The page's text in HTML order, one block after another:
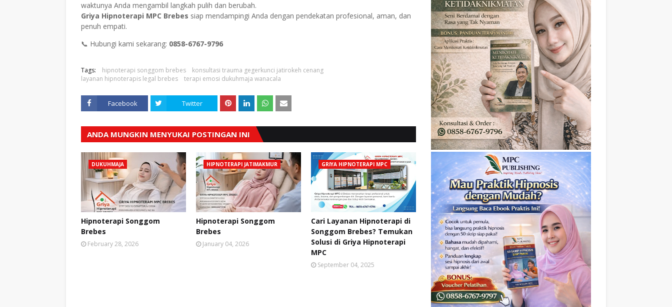
waktunya Anda mengambil langkah pulih dan berubah.
Griya Hipnoterapi MPC Brebes siap mendampingi Anda dengan pendekatan profesional, aman, dan
penuh empati.
📞 Hubungi kami sekarang: 0858-6767-9796
Tags: hipnoterapi songgom brebes
konsultasi trauma gegerkunci jatirokeh cenang
layanan hipnoterapis legal brebes
terapi emosi dukuhmaja wanacala
Facebook Twitter
ANDA MUNGKIN MENYUKAI POSTINGAN INI
DUKUHMAJA
Hipnoterapi Songgom
Brebes
February 28, 2026
HIPNOTERAPI JATIMAKMUR
Hipnoterapi Songgom
Brebes
January 04, 2026
GRIYA HIPNOTERAPI MPC
Cari Layanan Hipnoterapi di
Songgom Brebes? Temukan
Solusi di Griya Hipnoterapi
MPC
September 04, 2025